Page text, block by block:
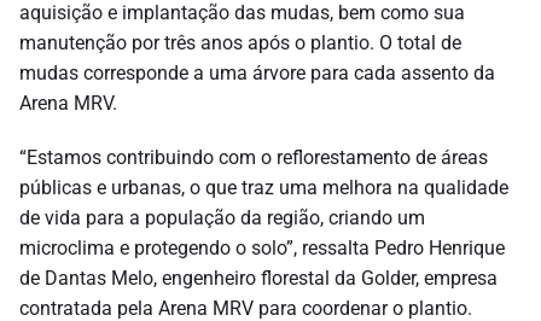
aquisição e implantação das mudas, bem como sua
manutenção por três anos após o plantio. O total de
mudas corresponde a uma árvore para cada assento da
Arena MRV.
“Estamos contribuindo com o reflorestamento de áreas
públicas e urbanas, o que traz uma melhora na qualidade
de vida para a população da região, criando um
microclima e protegendo o solo”, ressalta Pedro Henrique
de Dantas Melo, engenheiro florestal da Golder, empresa
contratada pela Arena MRV para coordenar o plantio.